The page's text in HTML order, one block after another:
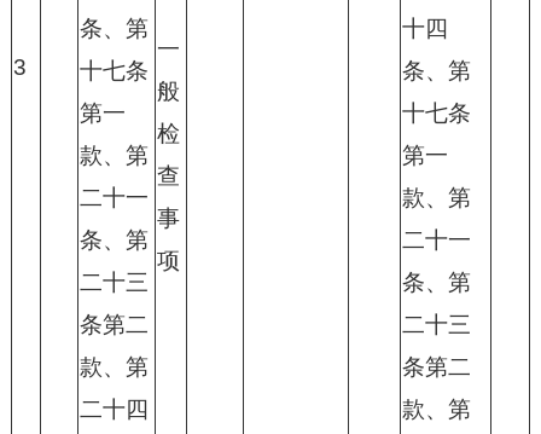
3
条、第
十七条
第一
款、第
二十一
条、第
二十三
条第二
款、第
二十四
一
般
检
查
事
项
十四
条、第
十七条
第一
款、第
二十一
条、第
二十三
条第二
款、第